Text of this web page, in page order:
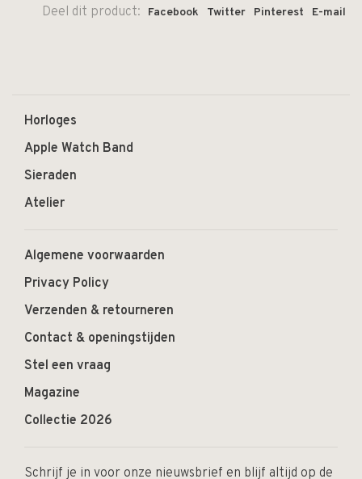
Deel dit product: Facebook Twitter Pinterest E-mail
Horloges
Apple Watch Band
Sieraden
Atelier
Algemene voorwaarden
Privacy Policy
Verzenden & retourneren
Contact & openingstijden
Stel een vraag
Magazine
Collectie 2026
Schrijf je in voor onze nieuwsbrief en blijf altijd op de